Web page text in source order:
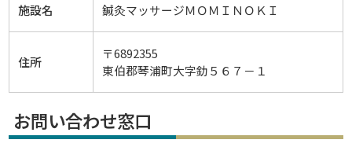
施設名 鍼灸マッサージＭＯＭＩＮＯＫＩ
住所
〒6892355
東伯郡琴浦町大字釛５６７－１
お問い合わせ窓口